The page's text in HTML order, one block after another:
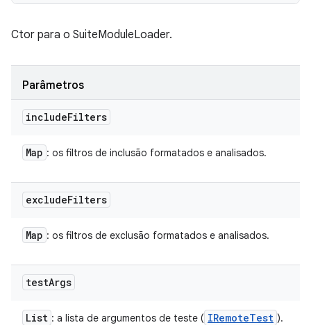
Ctor para o SuiteModuleLoader.
Parâmetros
includeFilters
Map : os filtros de inclusão formatados e analisados.
excludeFilters
Map : os filtros de exclusão formatados e analisados.
testArgs
List : a lista de argumentos de teste ( IRemoteTest ).